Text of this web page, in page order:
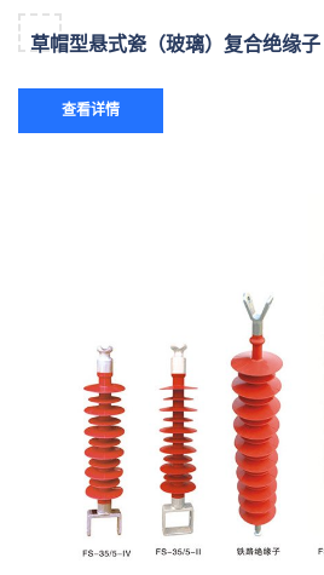
草帽型悬式瓷（玻璃）复合绝缘子
查看详情